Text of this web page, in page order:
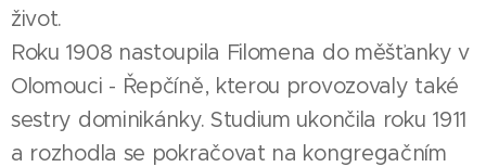
život.
Roku 1908 nastoupila Filomena do měšťanky v
Olomouci - Řepčíně, kterou provozovaly také
sestry dominikánky. Studium ukončila roku 1911
a rozhodla se pokračovat na kongregačním